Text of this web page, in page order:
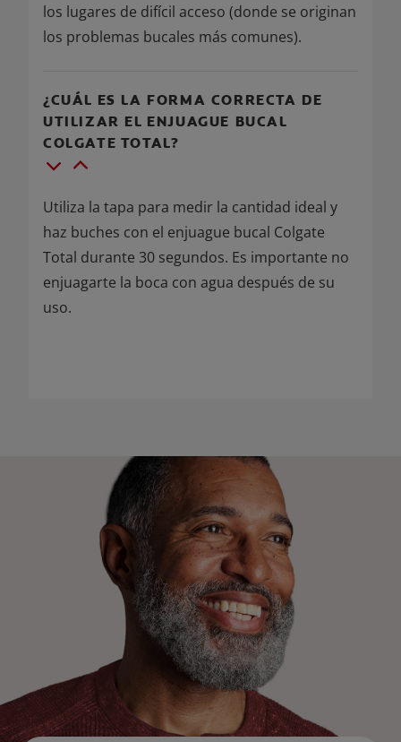
los lugares de difícil acceso (donde se originan
los problemas bucales más comunes).
¿CUÁL ES LA FORMA CORRECTA DE
UTILIZAR EL ENJUAGUE BUCAL
COLGATE TOTAL?
Utiliza la tapa para medir la cantidad ideal y
haz buches con el enjuague bucal Colgate
Total durante 30 segundos. Es importante no
enjuagarte la boca con agua después de su
uso.